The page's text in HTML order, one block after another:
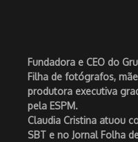
Fundadora e CEO do
Filha de fotógrafos,
produtora executiva
pela ESPM.
Claudia Cristina atuou
SBT e no Jornal Folha